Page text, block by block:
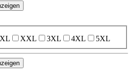
XL XXL 3XL 4XL 5XL